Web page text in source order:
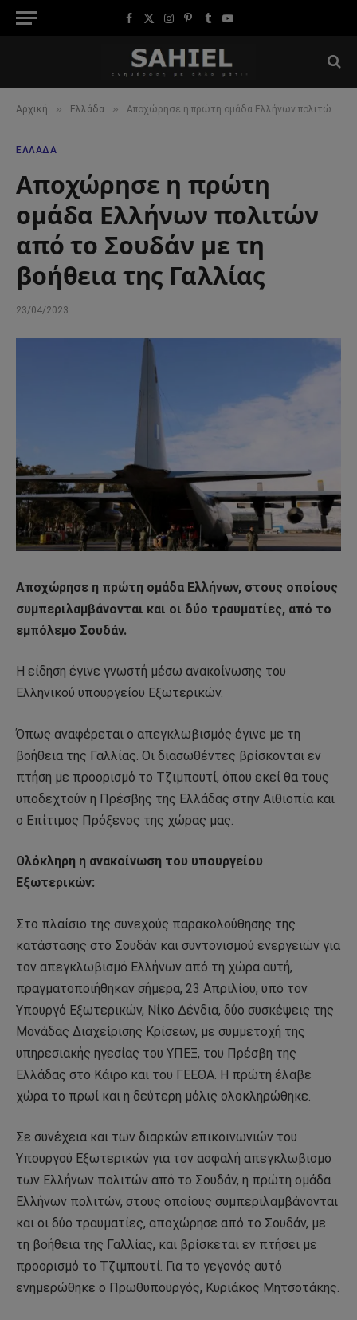
Facebook
X
Instagram
Pinterest
TumblrYouTube
Αρχική » Ελλάδα » Αποχώρησε η πρώτη ομάδα Ελλήνων πολιτών από το Σουδάν με τη βοήθεια της Γαλλίας
ΕΛΛΆΔΑ
Αποχώρησε η πρώτη
ομάδα Ελλήνων πολιτών
από το Σουδάν με τη
βοήθεια της Γαλλίας
23/04/2023
Αποχώρησε η πρώτη ομάδα Ελλήνων, στους οποίους
συμπεριλαμβάνονται και οι δύο τραυματίες, από το
εμπόλεμο Σουδάν.
Η είδηση έγινε γνωστή μέσω ανακοίνωσης του
Ελληνικού υπουργείου Εξωτερικών.
Όπως αναφέρεται ο απεγκλωβισμός έγινε με τη
βοήθεια της Γαλλίας. Οι διασωθέντες βρίσκονται εν
πτήση με προορισμό το Τζιμπουτί, όπου εκεί θα τους
υποδεχτούν η Πρέσβης της Ελλάδας στην Αιθιοπία και
ο Επίτιμος Πρόξενος της χώρας μας.
Ολόκληρη η ανακοίνωση του υπουργείου
Εξωτερικών:
Στο πλαίσιο της συνεχούς παρακολούθησης της
κατάστασης στο Σουδάν και συντονισμού ενεργειών για
τον απεγκλωβισμό Ελλήνων από τη χώρα αυτή,
πραγματοποιήθηκαν σήμερα, 23 Απριλίου, υπό τον
Υπουργό Εξωτερικών, Νίκο Δένδια, δύο συσκέψεις της
Μονάδας Διαχείρισης Κρίσεων, με συμμετοχή της
υπηρεσιακής ηγεσίας του ΥΠΕΞ, του Πρέσβη της
Ελλάδας στο Κάιρο και του ΓΕΕΘΑ. Η πρώτη έλαβε
χώρα το πρωί και η δεύτερη μόλις ολοκληρώθηκε.
Σε συνέχεια και των διαρκών επικοινωνιών του
Υπουργού Εξωτερικών για τον ασφαλή απεγκλωβισμό
των Ελλήνων πολιτών από το Σουδάν, η πρώτη ομάδα
Ελλήνων πολιτών, στους οποίους συμπεριλαμβάνονται
και οι δύο τραυματίες, αποχώρησε από το Σουδάν, με
τη βοήθεια της Γαλλίας, και βρίσκεται εν πτήσει με
προορισμό το Τζιμπουτί. Για το γεγονός αυτό
ενημερώθηκε ο Πρωθυπουργός, Κυριάκος Μητσοτάκης.